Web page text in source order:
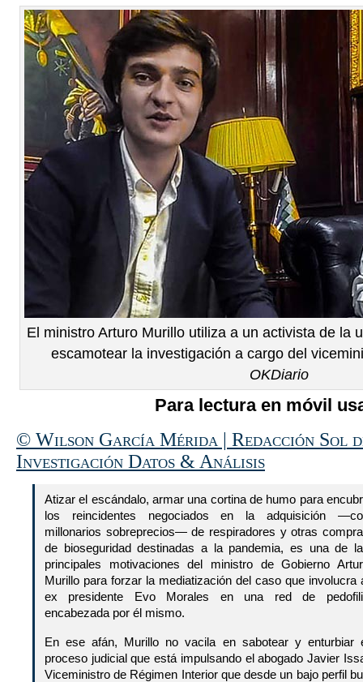
El ministro Arturo Murillo utiliza a un activista de la
escamotear la investigación a cargo del
OKDiario
Para lectura en móvil
© Wilson García Mérida | Redacción Sol
Investigación Datos & Análisis
Atizar el escándalo, armar una cortina de humo para
los reincidentes negociados en la adquisición
millonarios sobreprecios— de respiradores y otras
de bioseguridad destinadas a la pandemia, es una de
principales motivaciones del ministro de Gobierno
Murillo para forzar la mediatización del caso que involucra
ex presidente Evo Morales en una red de
encabezada por él mismo.
En ese afán, Murillo no vacila en sabotear y enturbiar
proceso judicial que está impulsando el abogado Javier
Viceministro de Régimen Interior que desde un bajo perfil